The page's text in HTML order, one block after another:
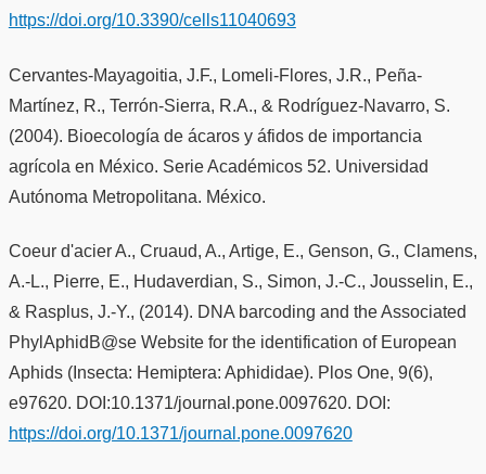
https://doi.org/10.3390/cells11040693
Cervantes-Mayagoitia, J.F., Lomeli-Flores, J.R., Peña-
Martínez, R., Terrón-Sierra, R.A., & Rodríguez-Navarro, S.
(2004). Bioecología de ácaros y áfidos de importancia
agrícola en México. Serie Académicos 52. Universidad
Autónoma Metropolitana. México.
Coeur d'acier A., Cruaud, A., Artige, E., Genson, G., Clamens,
A.-L., Pierre, E., Hudaverdian, S., Simon, J.-C., Jousselin, E.,
& Rasplus, J.-Y., (2014). DNA barcoding and the Associated
PhylAphidB@se Website for the identification of European
Aphids (Insecta: Hemiptera: Aphididae). Plos One, 9(6),
e97620. DOI:10.1371/journal.pone.0097620. DOI:
https://doi.org/10.1371/journal.pone.0097620